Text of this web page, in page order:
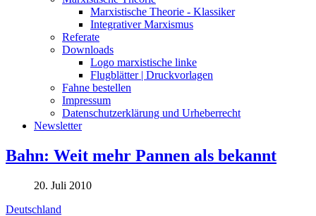
Marxistische Theorie - Klassiker
Integrativer Marxismus
Referate
Downloads
Logo marxistische linke
Flugblätter | Druckvorlagen
Fahne bestellen
Impressum
Datenschutzerklärung und Urheberrecht
Newsletter
Bahn: Weit mehr Pannen als bekannt
20. Juli 2010
Deutschland